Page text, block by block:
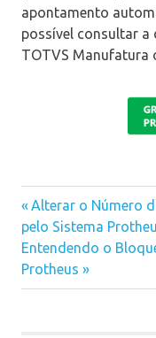
apontamento
possível consultar
TOTVS Manufatura
Navegação
de
Post
Previous
Post:
Alterar o Número
pelo Sistema
Next
Post:
Entendendo o
Protheus